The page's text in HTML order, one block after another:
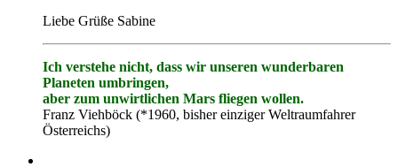
Liebe Grüße Sabine
Ich verstehe nicht, dass wir unseren wunderbaren
Planeten umbringen,
aber zum unwirtlichen Mars fliegen wollen.
Franz Viehböck (*1960, bisher einziger Weltraumfahrer
Österreichs)